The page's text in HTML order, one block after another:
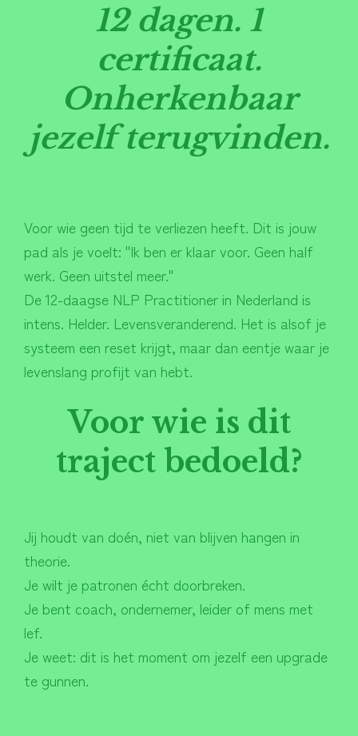
12 dagen. 1
certificaat.
Onherkenbaar
jezelf terugvinden.
Voor wie geen tijd te verliezen heeft. Dit is jouw
pad als je voelt: "Ik ben er klaar voor. Geen half
werk. Geen uitstel meer."
De 12-daagse NLP Practitioner in Nederland is
intens. Helder. Levensveranderend. Het is alsof je
systeem een reset krijgt, maar dan eentje waar je
levenslang profijt van hebt.
Voor wie is dit
traject bedoeld?
Jij houdt van doén, niet van blijven hangen in
theorie.
Je wilt je patronen écht doorbreken.
Je bent coach, ondernemer, leider of mens met
lef.
Je weet: dit is het moment om jezelf een upgrade
te gunnen.